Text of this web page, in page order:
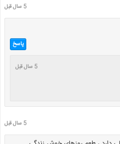
5 سال قبل
پاسخ
5 سال قبل
5 سال قبل